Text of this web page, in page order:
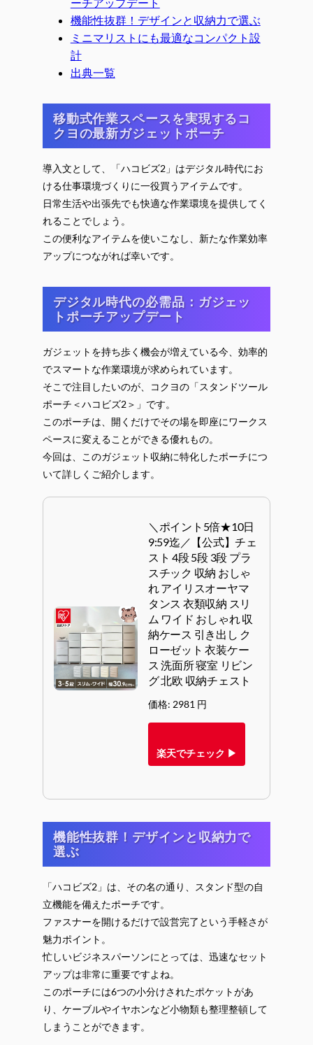
ーチアップデート
機能性抜群！デザインと収納力で選ぶ
ミニマリストにも最適なコンパクト設
計
出典一覧
移動式作業スペースを実現するコ
クヨの最新ガジェットポーチ
導入文として、「ハコビズ2」はデジタル時代にお
ける仕事環境づくりに一役買うアイテムです。
日常生活や出張先でも快適な作業環境を提供してく
れることでしょう。
この便利なアイテムを使いこなし、新たな作業効率
アップにつながれば幸いです。
デジタル時代の必需品：ガジェッ
トポーチアップデート
ガジェットを持ち歩く機会が増えている今、効率的
でスマートな作業環境が求められています。
そこで注目したいのが、コクヨの「スタンドツール
ポーチ＜ハコビズ2＞」です。
このポーチは、開くだけでその場を即座にワークス
ペースに変えることができる優れもの。
今回は、このガジェット収納に特化したポーチにつ
いて詳しくご紹介します。
＼ポイント5倍★10日
9:59迄／【公式】チェ
スト 4段 5段 3段 プラ
スチック 収納 おしゃ
れ アイリスオーヤマ
タンス 衣類収納 スリ
ム ワイド おしゃれ 収
納ケース 引き出し ク
ローゼット 衣装ケー
ス 洗面所 寝室 リビン
グ 北欧 収納チェスト
価格: 2981 円
楽天でチェック ▶
機能性抜群！デザインと収納力で
選ぶ
「ハコビズ2」は、その名の通り、スタンド型の自
立機能を備えたポーチです。
ファスナーを開けるだけで設営完了という手軽さが
魅力ポイント。
忙しいビジネスパーソンにとっては、迅速なセット
アップは非常に重要ですよね。
このポーチには6つの小分けされたポケットがあ
り、ケーブルやイヤホンなど小物類も整理整頓して
しまうことができます。